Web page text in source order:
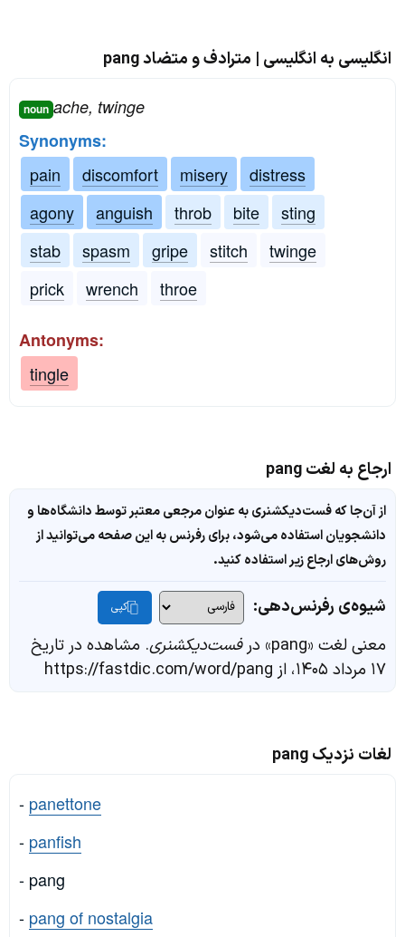
انگلیسی به انگلیسی | مترادف و متضاد pang
noun ache, twinge
Synonyms:
pain
discomfort misery
distress
agony
anguish throb bite
sting
stab
spasm gripe stitch
twinge
prick
wrench throe
Antonyms:
tingle
ارجاع به لغت pang
از آن‌جا که فست‌دیکشنری به عنوان مرجعی معتبر توسط دانشگاه‌ها و
دانشجویان استفاده می‌شود، برای رفرنس به این صفحه می‌توانید از
روش‌های ارجاع زیر استفاده کنید.
شیوه‌ی رفرنس‌دهی: کپی
معنی لغت «pang» در فست‌دیکشنری. مشاهده در تاریخ
۱۷ مرداد ۱۴۰۵، از https://fastdic.com/word/pang
لغات نزدیک pang
- panettone
- panfish
- pang
- pang of nostalgia